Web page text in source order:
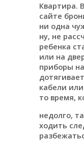
Квартира.
сайте
ни одна
ну, не
ребенка
или на
приборы
кабели
то время,
недолго,
ходить